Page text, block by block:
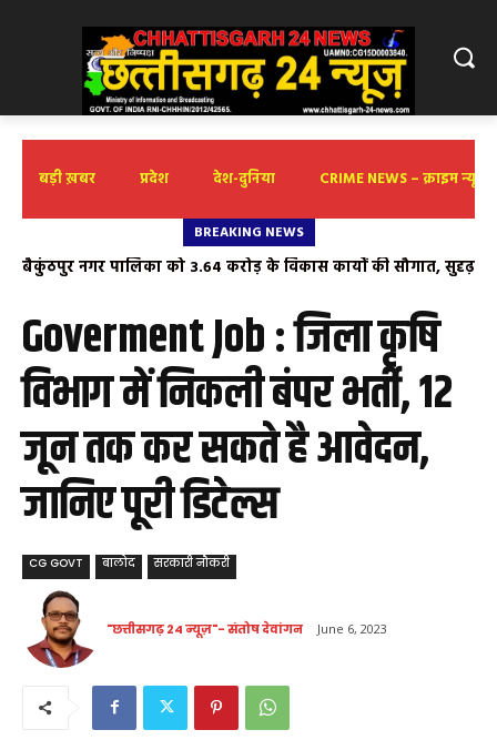
बड़ी ख़बर प्रदेश देश-दुनिया CRIME NEWS – क्राइम न्यूज़
BREAKING NEWS
बैकुंठपुर नगर पालिका को ₹3.64 करोड़ के विकास कार्यों की सौगात, सुदृढ़
Goverment Job : जिला कृषि
विभाग में निकली बंपर भर्ती, 12
जून तक कर सकते है आवेदन,
जानिए पूरी डिटेल्स
CG GOVT बालोद सरकारी नौकरी
"छत्तीसगढ़ 24 न्यूज़"- संतोष देवांगन June 6, 2023